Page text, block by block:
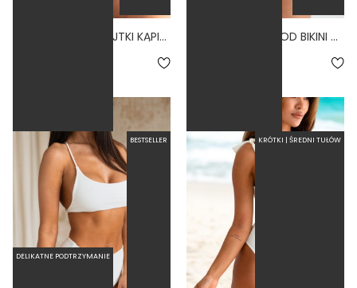
CUBRO BONE - MAJTKI KĄPIELOWE ZABUDOWANE BIAŁY LINKI BONE - DÓŁ OD BIKINI WYSOKI STAN BRAZYLIANY BIAŁY
BESTSELLER KRÓTKI | ŚREDNI TUŁÓW
DELIKATNE PODTRZYMANIE